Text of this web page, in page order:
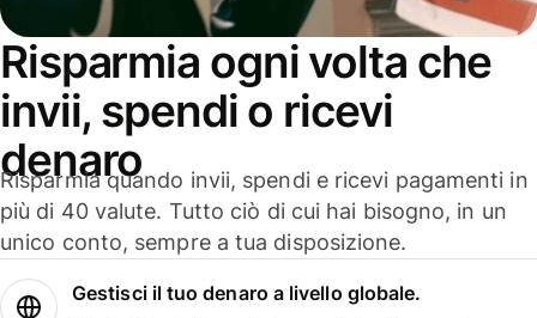
Risparmia ogni volta che
invii, spendi o ricevi
denaro
Risparmia quando invii, spendi e ricevi pagamenti in
più di 40 valute. Tutto ciò di cui hai bisogno, in un
unico conto, sempre a tua disposizione.
Gestisci il tuo denaro a livello globale.